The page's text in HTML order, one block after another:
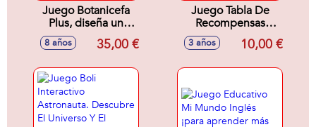
Juego Botanicefa
Plus, diseña un
jardín en miniatura
simulando un
8 años 35,00 €
Juego Tabla De
Recompensas
Magnetico
3 años 10,00 €